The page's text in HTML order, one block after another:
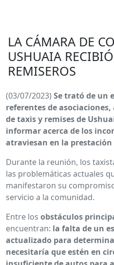
LA CÁMARA DE
USHUAIA
REMISEROS
(03/07/2023) Se trató de un
referentes de
de taxis y remises de
informar acerca de los
atraviesan en la prestación
Durante la reunión, los
las problemáticas actuales
manifestaron su
servicio a la comunidad.
Entre los obstáculos
encuentran: la falta de un
actualizado para
necesitaría que estén en